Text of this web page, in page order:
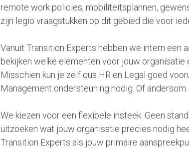
remote work policies, mobiliteitsplannen,
zijn legio vraagstukken op dit gebied die voor
Vanuit Transition Experts hebben we intern een
bekijken welke elementen voor jouw organisatie
Misschien kun je zelf qua HR en Legal goed
Management ondersteuning nodig. Of andersom.
We kiezen voor een flexibele insteek. Geen
uitzoeken wat jouw organisatie precies nodig
Transition Experts als jouw primaire